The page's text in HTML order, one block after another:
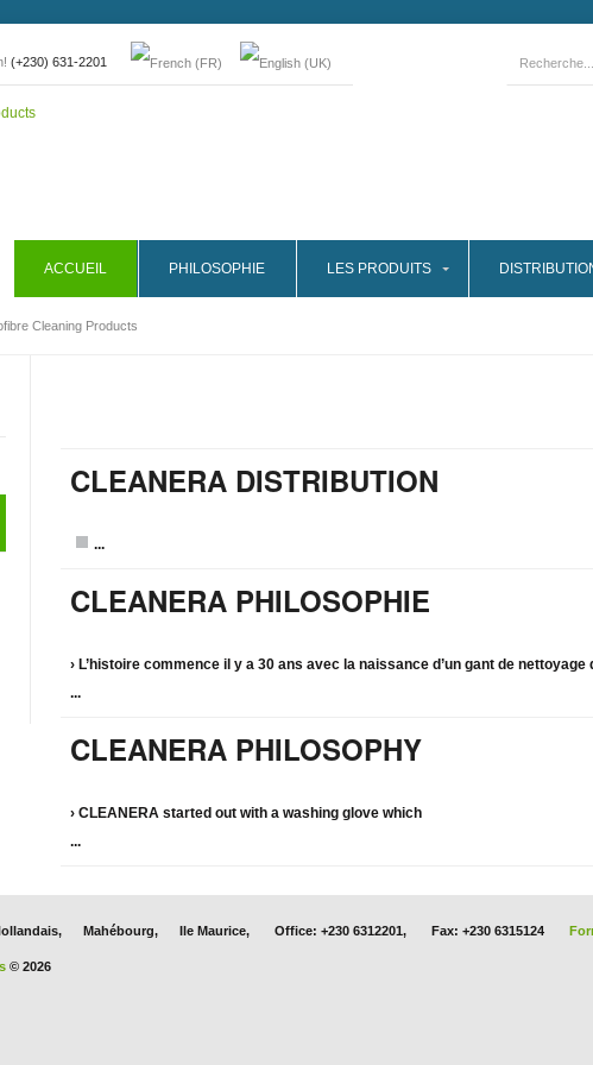
(+230) 631-2201
ACCUEIL PHILOSOPHIE LES PRODUITS
Cleaning Products
CLEANERA DISTRIBUTION
...
CLEANERA PHILOSOPHIE
› L’histoire commence il y a 30 ans avec la naissance d’un gant de nettoyage
...
CLEANERA PHILOSOPHY
›CLEANERA started out with a washing glove which
...
Mahébourg, Ile Maurice, Office: +230 6312201, Fax: +230 6315124
© 2026